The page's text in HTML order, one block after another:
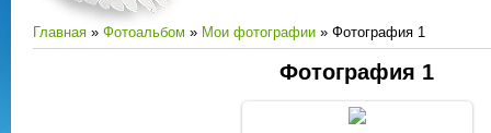
Главная » Фотоальбом » Мои фотографии » Фотография 1
Фотография 1